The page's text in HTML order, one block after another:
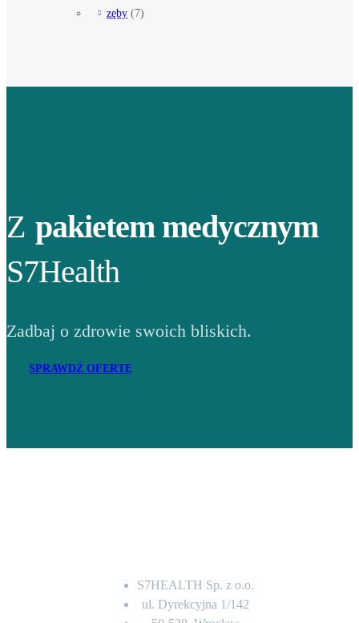
zęby (7)
Z pakietem medycznym
S7Health
Zadbaj o zdrowie swoich bliskich.
SPRAWDŹ OFERTĘ
S7HEALTH Sp. z o.o.
ul. Dyrekcyjna 1/142